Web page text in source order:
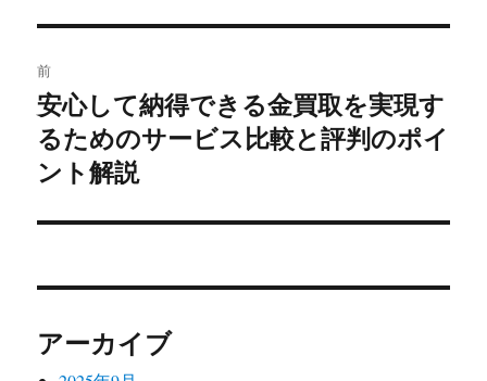
稿
ナ
ビ
ゲ
ー
ョ
前
前
の
投
安心して納得できる金買取を実現す
るためのサービス比較と評判のポイ
ント解説
アーカイブ